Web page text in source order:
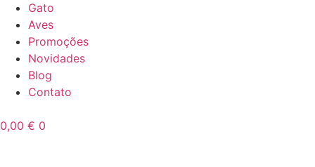
Gato
Aves
Promoções
Novidades
Blog
Contato
0,00 € 0